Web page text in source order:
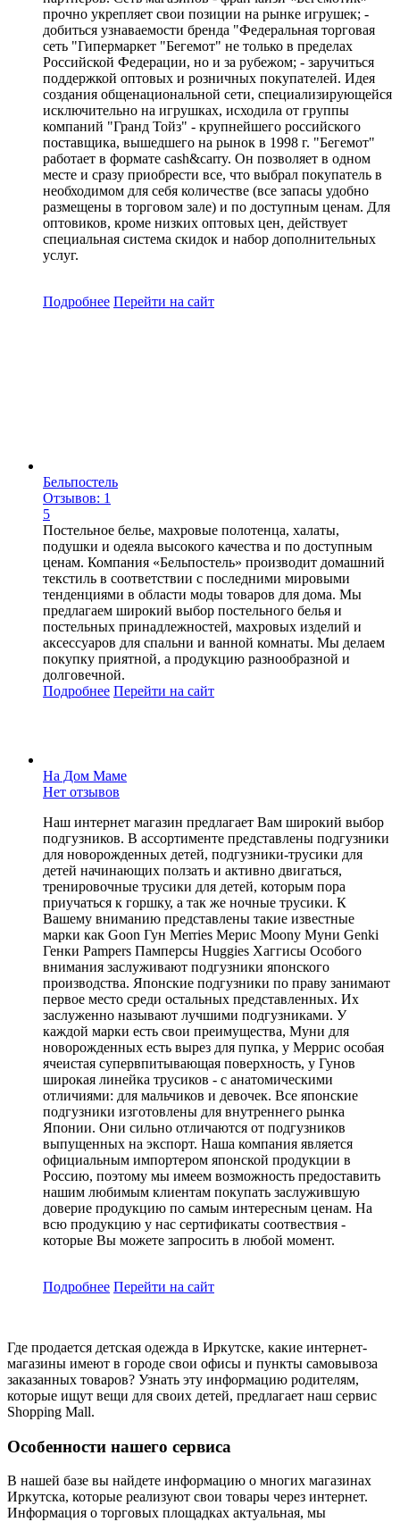
прочно укрепляет свои позиции на рынке игрушек; -
добиться узнаваемости бренда "Федеральная торговая
сеть "Гипермаркет "Бегемот" не только в пределах
Российской Федерации, но и за рубежом; - заручиться
поддержкой оптовых и розничных покупателей. Идея
создания общенациональной сети, специализирующейся
исключительно на игрушках, исходила от группы
компаний "Гранд Тойз" - крупнейшего российского
поставщика, вышедшего на рынок в 1998 г. "Бегемот"
работает в формате cash&carry. Он позволяет в одном
месте и сразу приобрести все, что выбрал покупатель в
необходимом для себя количестве (все запасы удобно
размещены в торговом зале) и по доступным ценам. Для
оптовиков, кроме низких оптовых цен, действует
специальная система скидок и набор дополнительных
услуг.
Подробнее Перейти на сайт
Бельпостель
Отзывов: 1
5
Постельное белье, махровые полотенца, халаты,
подушки и одеяла высокого качества и по доступным
ценам. Компания «Бельпостель» производит домашний
текстиль в соответствии с последними мировыми
тенденциями в области моды товаров для дома. Мы
предлагаем широкий выбор постельного белья и
постельных принадлежностей, махровых изделий и
аксессуаров для спальни и ванной комнаты. Мы делаем
покупку приятной, а продукцию разнообразной и
долговечной.
Подробнее Перейти на сайт
На Дом Маме
Нет отзывов
Наш интернет магазин предлагает Вам широкий выбор
подгузников. В ассортименте представлены подгузники
для новорожденных детей, подгузники-трусики для
детей начинающих ползать и активно двигаться,
тренировочные трусики для детей, которым пора
приучаться к горшку, а так же ночные трусики. К
Вашему вниманию представлены такие известные
марки как Goon Гун Merries Мерис Moony Муни Genki
Генки Pampers Памперсы Huggies Хаггисы Особого
внимания заслуживают подгузники японского
производства. Японские подгузники по праву занимают
первое место среди остальных представленных. Их
заслуженно называют лучшими подгузниками. У
каждой марки есть свои преимущества, Муни для
новорожденных есть вырез для пупка, у Меррис особая
ячеистая супервпитывающая поверхность, у Гунов
широкая линейка трусиков - с анатомическими
отличиями: для мальчиков и девочек. Все японские
подгузники изготовлены для внутреннего рынка
Японии. Они сильно отличаются от подгузников
выпущенных на экспорт. Наша компания является
официальным импортером японской продукции в
Россию, поэтому мы имеем возможность предоставить
нашим любимым клиентам покупать заслужившую
доверие продукцию по самым интересным ценам. На
всю продукцию у нас сертификаты соотвествия -
которые Вы можете запросить в любой момент.
Подробнее Перейти на сайт
Где продается детская одежда в Иркутске, какие интернет-
магазины имеют в городе свои офисы и пункты самовывоза
заказанных товаров? Узнать эту информацию родителям,
которые ищут вещи для своих детей, предлагает наш сервис
Shopping Mall.
Особенности нашего сервиса
В нашей базе вы найдете информацию о многих магазинах
Иркутска, которые реализуют свои товары через интернет.
Информация о торговых площадках актуальная, мы